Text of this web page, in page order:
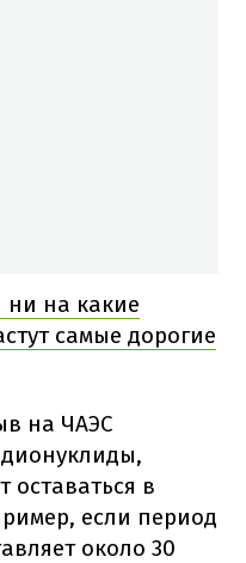
на какие
самые дорогие
на ЧАЭС
оставаться в
если период
около 30